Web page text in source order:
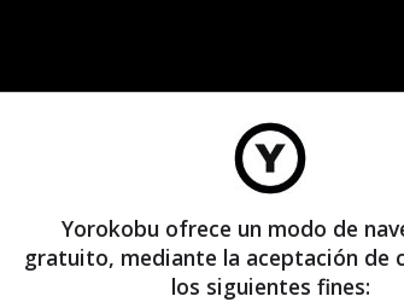
Yorokobu ofrece un modo de
gratuito, mediante la aceptación de
los siguientes fines: